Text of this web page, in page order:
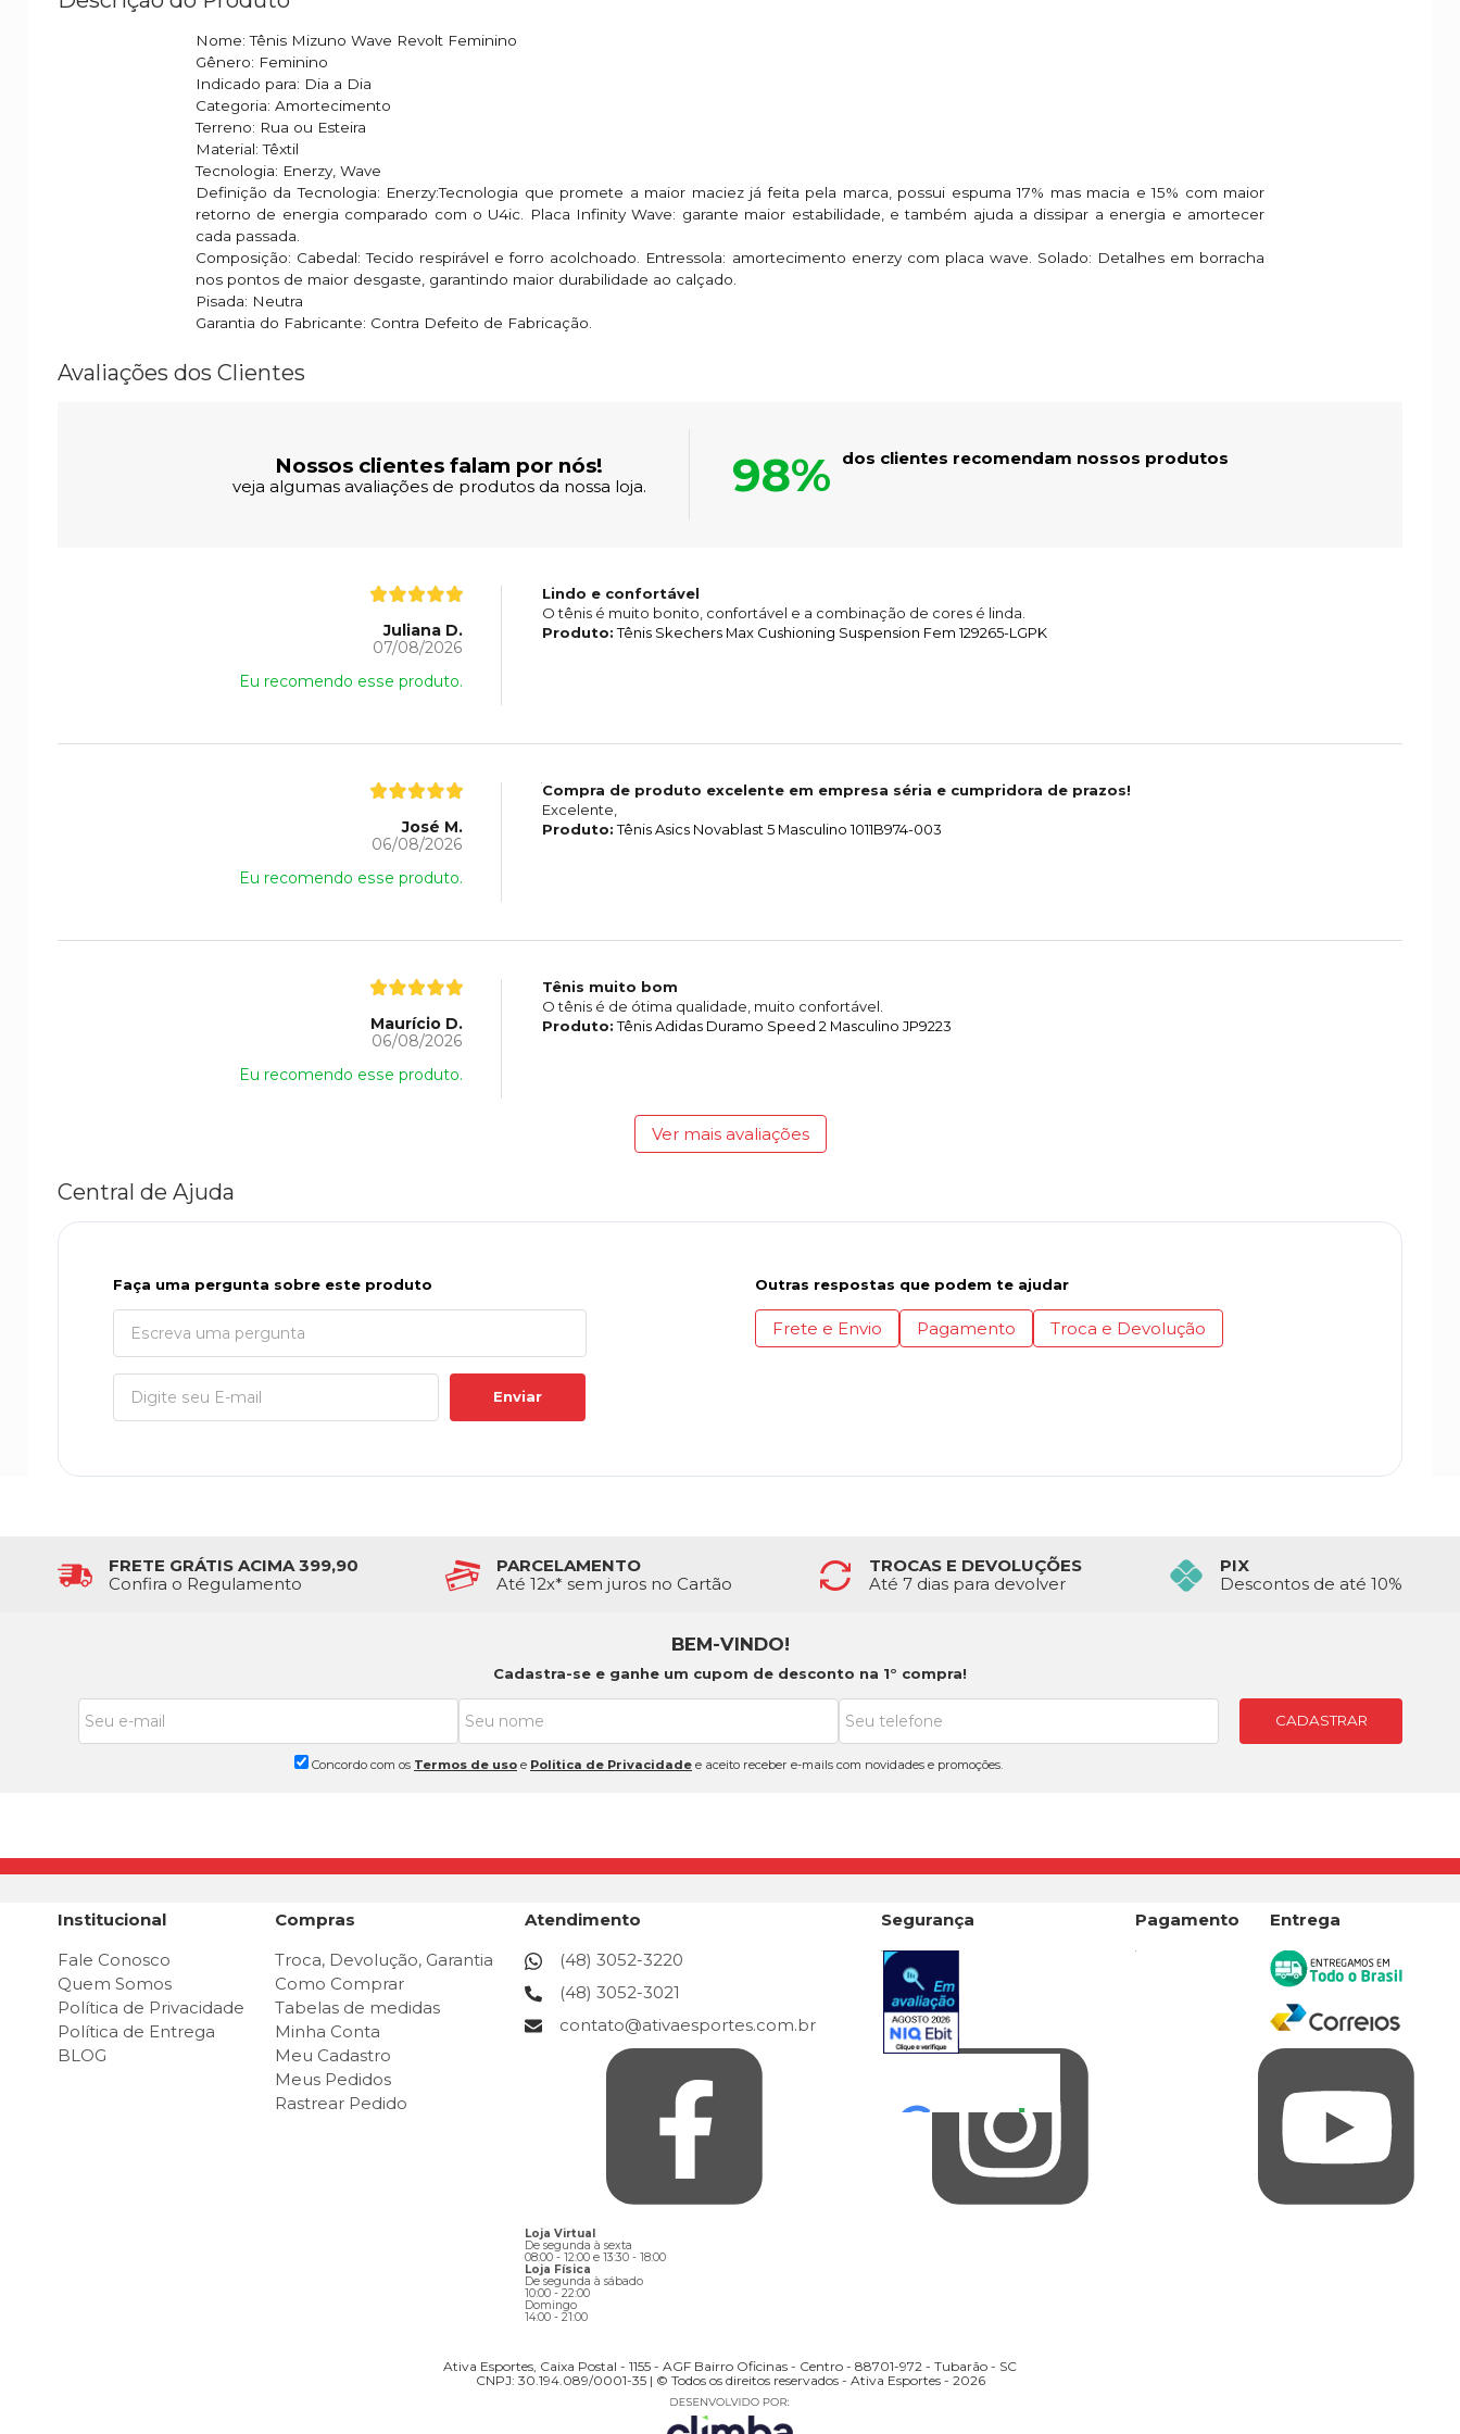
Nome: Tênis Mizuno Wave Revolt Feminino
Gênero: Feminino
Indicado para: Dia a Dia
Categoria: Amortecimento
Terreno: Rua ou Esteira
Material: Têxtil
Tecnologia: Enerzy, Wave
Definição da Tecnologia: Enerzy:Tecnologia que promete a maior maciez já feita pela marca, possui espuma 17% mas macia e 15% com maior
retorno de energia comparado com o U4ic. Placa Infinity Wave: garante maior estabilidade, e também ajuda a dissipar a energia e amortecer
cada passada.
Composição: Cabedal: Tecido respirável e forro acolchoado. Entressola: amortecimento enerzy com placa wave. Solado: Detalhes em borracha
nos pontos de maior desgaste, garantindo maior durabilidade ao calçado.
Pisada: Neutra
Garantia do Fabricante: Contra Defeito de Fabricação.
Avaliações dos Clientes
Nossos clientes falam por nós!
veja algumas avaliações de produtos da nossa loja. 98% dos clientes recomendam nossos produtos
Juliana D.
07/08/2026
Eu recomendo esse produto.
Lindo e confortável
O tênis é muito bonito, confortável e a combinação de cores é linda.
Produto:Tênis Skechers Max Cushioning Suspension Fem 129265-LGPK
José M.
06/08/2026
Eu recomendo esse produto.
Compra de produto excelente em empresa séria e cumpridora de prazos!
Excelente,
Produto:Tênis Asics Novablast 5 Masculino 1011B974-003
Maurício D.
06/08/2026
Eu recomendo esse produto.
Tênis muito bom
O tênis é de ótima qualidade, muito confortável.
Produto:Tênis Adidas Duramo Speed 2 Masculino JP9223
Ver mais avaliações
Central de Ajuda
Faça uma pergunta sobre este produto
Enviar
Outras respostas que podem te ajudar
Frete e Envio Pagamento Troca e Devolução
FRETE GRÁTIS ACIMA 399,90
Confira o Regulamento
PARCELAMENTO
Até 12x* sem juros no Cartão
TROCAS E DEVOLUÇÕES
Até 7 dias para devolver
PIX
Descontos de até 10%
BEM-VINDO!
Cadastra-se e ganhe um cupom de desconto na 1° compra!
Concordo com os Termos de uso e Politica de Privacidade e aceito receber e-mails com novidades e promoções.
CADASTRAR
Institucional
Fale Conosco
Quem Somos
Política de Privacidade
Política de Entrega
BLOG
Compras
Troca, Devolução, Garantia
Como Comprar
Tabelas de medidas
Minha Conta
Meu Cadastro
Meus Pedidos
Rastrear Pedido
Atendimento
(48) 3052-3220
(48) 3052-3021
contato@ativaesportes.com.br
Loja Virtual
De segunda à sexta
08:00 - 12:00 e 13:30 - 18:00
Loja Física
De segunda à sábado
10:00 - 22:00
Domingo
14:00 - 21:00
Segurança Pagamento Entrega
Ativa Esportes, Caixa Postal - 1155 - AGF Bairro Oficinas - Centro - 88701-972 - Tubarão - SC
CNPJ: 30.194.089/0001-35 | © Todos os direitos reservados - Ativa Esportes - 2026